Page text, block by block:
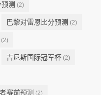
测 (2)
巴黎对雷恩比分预测 (2)
(2)
吉尼斯国际冠军杯 (2)
赛前预测 (2)